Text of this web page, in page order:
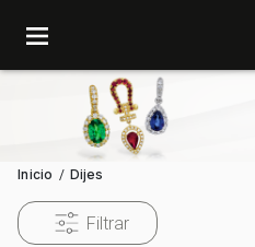
menu
Inicio / Dijes
Filtrar